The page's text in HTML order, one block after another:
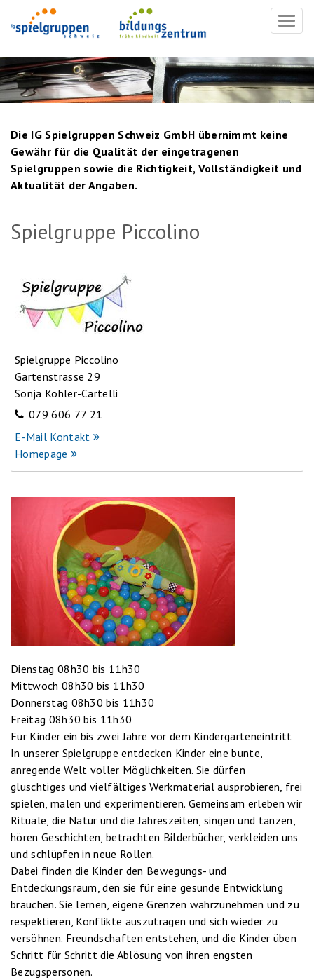
Die IG Spielgruppen Schweiz GmbH übernimmt keine
Gewähr für die Qualität der eingetragenen
Spielgruppen sowie die Richtigkeit, Vollständigkeit und
Aktualität der Angaben.
Spielgruppe Piccolino
Spielgruppe Piccolino
Gartenstrasse 29
Sonja Köhler-Cartelli
079 606 77 21
E-Mail Kontakt
Homepage
Dienstag 08h30 bis 11h30
Mittwoch 08h30 bis 11h30
Donnerstag 08h30 bis 11h30
Freitag 08h30 bis 11h30
Für Kinder ein bis zwei Jahre vor dem Kindergarteneintritt
In unserer Spielgruppe entdecken Kinder eine bunte,
anregende Welt voller Möglichkeiten. Sie dürfen
gluschtiges und vielfältiges Werkmaterial ausprobieren, frei
spielen, malen und experimentieren. Gemeinsam erleben wir
Rituale, die Natur und die Jahreszeiten, singen und tanzen,
hören Geschichten, betrachten Bilderbücher, verkleiden uns
und schlüpfen in neue Rollen.
Dabei finden die Kinder den Bewegungs- und
Entdeckungsraum, den sie für eine gesunde Entwicklung
brauchen. Sie lernen, eigene Grenzen wahrzunehmen und zu
respektieren, Konflikte auszutragen und sich wieder zu
versöhnen. Freundschaften entstehen, und die Kinder üben
Schritt für Schritt die Ablösung von ihren engsten
Bezugspersonen.